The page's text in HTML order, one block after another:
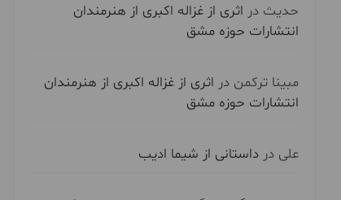
حدیث در اثری از غزاله اکبری از هنرمندان
انتشارات حوزه مشق
مبینا ترکمن در اثری از غزاله اکبری از هنرمندان
انتشارات حوزه مشق
علی در داستانی از شیما ادیب